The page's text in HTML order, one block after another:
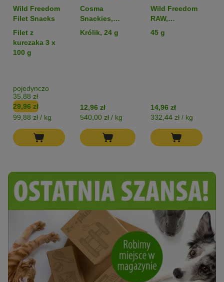
Wild Freedom
Filet Snacks
Filet z
kurczaka 3 x
100 g
pojedynczo
35,88 zł
29,96 zł
99,88 zł / kg
Cosma
Snackies,
liofilizowane
Królik, 24 g
12,96 zł
540,00 zł / kg
Wild Freedom
RAW,
liofilizowane
serca kurze
45 g
14,96 zł
332,44 zł / kg